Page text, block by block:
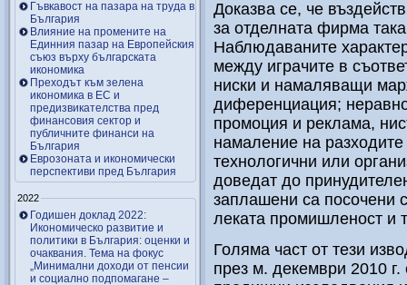
Гъвкавост на пазара на труда в
България
Влияние на промените на
Единния пазар на Европейския
съюз върху българската
икономика
Преходът към зелена
икономика в ЕС и
предизвикателства пред
финансовия сектор и
публичните финанси на
България
Еврозоната и икономически
перспективи пред България
2022
Годишен доклад 2022:
Икономическо развитие и
политики в България: оценки и
очаквания. Тема на фокус
„Минимални доходи от пенсии
и социално подпомагане –
Доказва се, че
за отделната фирма
Наблюдаваните
между играчите в
ниски и намаляващи
диференциация;
промоция и реклама,
намаление на
технологични или
доведат до
заплашени са посочени
леката промишленост и
Голяма част от тези
през м. декември 2010